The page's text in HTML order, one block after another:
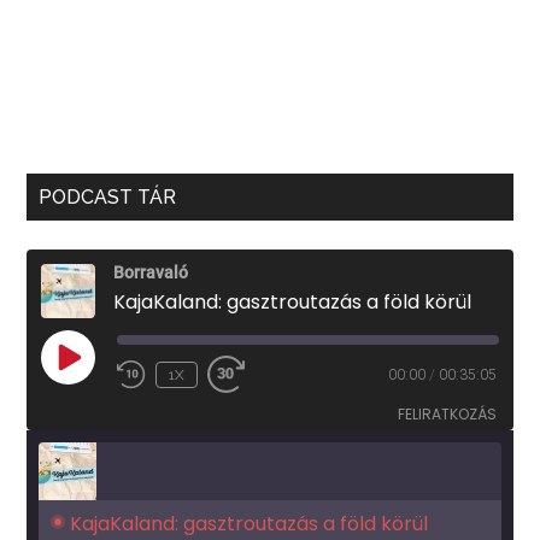
PODCAST TÁR
Borravaló
KajaKaland: gasztroutazás a föld körül
PLAY
EPISODE
1X 00:00 / 00:35:05
FELIRATKOZÁS
KajaKaland: gasztroutazás a föld körül